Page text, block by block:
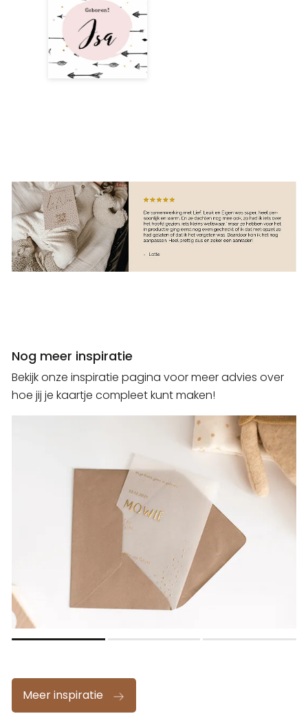
Nog meer inspiratie
Bekijk onze inspiratie pagina voor meer advies over
hoe jij je kaartje compleet kunt maken!
Meer inspiratie